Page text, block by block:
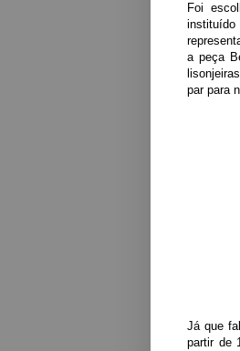
Foi
instituído
a peça
par para
Já que
partir de